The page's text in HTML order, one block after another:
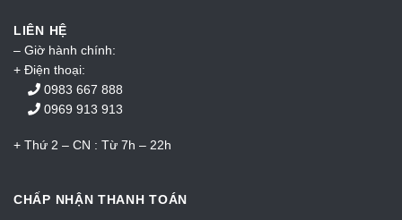
LIÊN HỆ
– Giờ hành chính:
+ Điện thoại:
0983 667 888
0969 913 913
+ Thứ 2 – CN : Từ 7h – 22h
CHẤP NHẬN THANH TOÁN